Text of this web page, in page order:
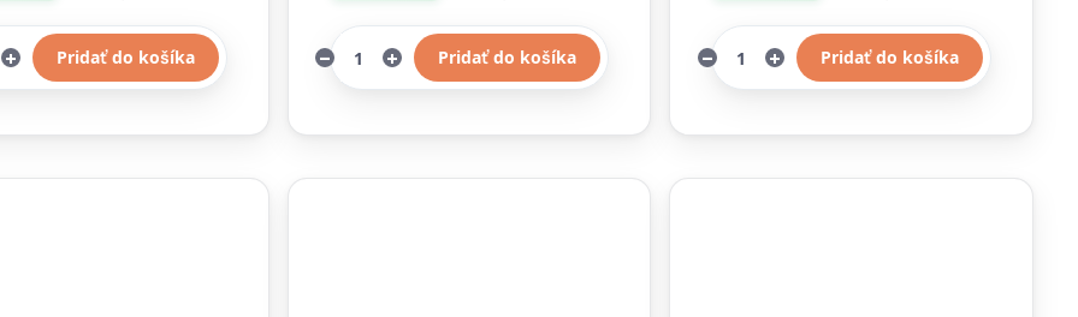
Pridať do košíka Pridať do košíka Pridať do košíka